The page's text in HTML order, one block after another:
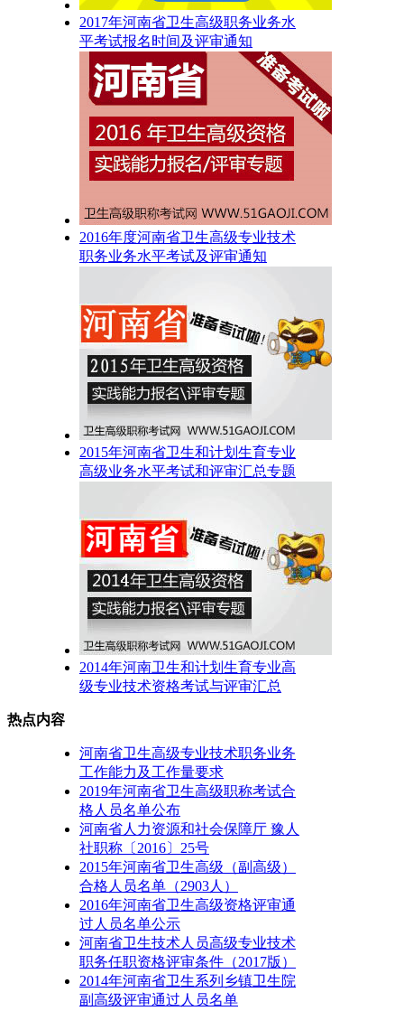
2017年河南省卫生高级职务业务水
平考试报名时间及评审通知
2016年度河南省卫生高级专业技术
职务业务水平考试及评审通知
2015年河南省卫生和计划生育专业
高级业务水平考试和评审汇总专题
2014年河南卫生和计划生育专业高
级专业技术资格考试与评审汇总
热点内容
河南省卫生高级专业技术职务业务
工作能力及工作量要求
2019年河南省卫生高级职称考试合
格人员名单公布
河南省人力资源和社会保障厅 豫人
社职称〔2016〕25号
2015年河南省卫生高级（副高级）
合格人员名单（2903人）
2016年河南省卫生高级资格评审通
过人员名单公示
河南省卫生技术人员高级专业技术
职务任职资格评审条件（2017版）
2014年河南省卫生系列乡镇卫生院
副高级评审通过人员名单